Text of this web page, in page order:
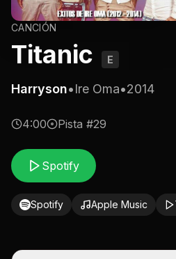
CANCIÓN
Titanic E
Harryson•Ire Oma•2014
4:00 Pista #29
Spotify
Spotify Apple Music